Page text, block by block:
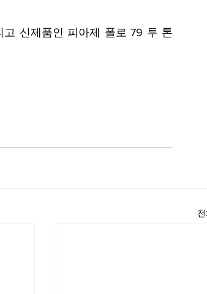
신제품인 피아제 폴로 79 투 톤